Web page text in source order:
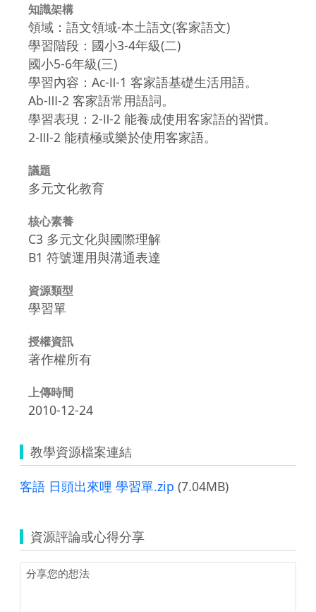
知識架構
領域：語文領域-本土語文(客家語文)
學習階段：國小3-4年級(二)
國小5-6年級(三)
學習內容：Ac-Ⅱ-1 客家語基礎生活用語。
Ab-Ⅲ-2 客家語常用語詞。
學習表現：2-Ⅱ-2 能養成使用客家語的習慣。
2-Ⅲ-2 能積極或樂於使用客家語。
議題
多元文化教育
核心素養
C3 多元文化與國際理解
B1 符號運用與溝通表達
資源類型
學習單
授權資訊
著作權所有
上傳時間
2010-12-24
教學資源檔案連結
客語 日頭出來哩 學習單.zip (7.04MB)
資源評論或心得分享